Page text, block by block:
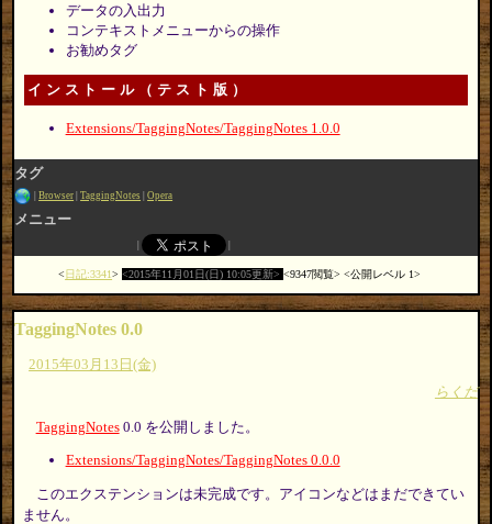
データの入出力
コンテキストメニューからの操作
お勧めタグ
インストール（テスト版）
Extensions/TaggingNotes/TaggingNotes 1.0.0
タグ
Browser TaggingNotes Opera
メニュー
日記:3341 2015年11月01日(日) 10:05更新 9347閲覧 公開レベル 1
TaggingNotes 0.0
2015年03月13日(金)
らくだ
TaggingNotes0.0 を公開しました。
Extensions/TaggingNotes/TaggingNotes 0.0.0
このエクステンションは未完成です。アイコンなどはまだできてい
ません。